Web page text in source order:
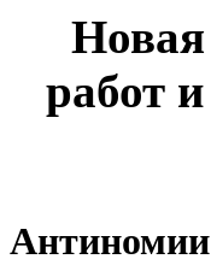
работ
Антиномии